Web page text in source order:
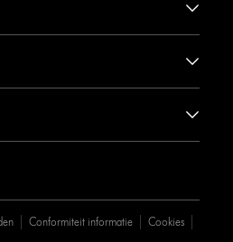
Conformiteit informatie
Cookies